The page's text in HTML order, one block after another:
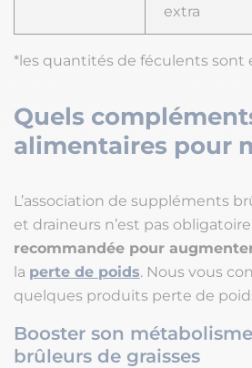
extra
*les quantités de féculents sont
Quels
alimentaires pour
L’association de suppléments
et draineurs n’est pas
recommandée pour
la perte de poids. Nous vous
quelques produits perte de
Booster son
brûleurs de graisses